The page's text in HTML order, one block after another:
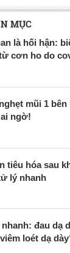
MỤC
là hối hận:
cơn ho do
mũi 1
ngờ!
tiêu hóa sau
lý nhanh
đau dạ
loét dạ